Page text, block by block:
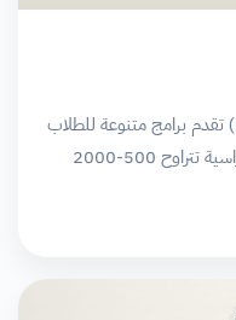
جامعة غوتنغن الألمانية (تأسست 1737) تقدم برامج متنوعة للطلاب
الدوليين بشروط قبول محددة ورسوم دراسية تتراوح 500-2000